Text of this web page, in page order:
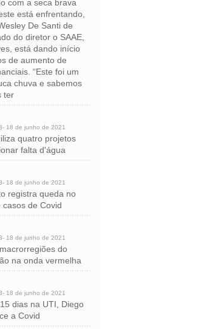
com a seca brava
está enfrentando,
De Santi de
do diretor o SAAE,
está dando início
de aumento de
“Este foi um
chuva e sabemos
ter
18 de junho de 2021
quatro projetos
falta d'água
18 de junho de 2021
registra queda no
casos de Covid
18 de junho de 2021
do
na onda vermelha
18 de junho de 2021
dias na UTI, Diego
a Covid